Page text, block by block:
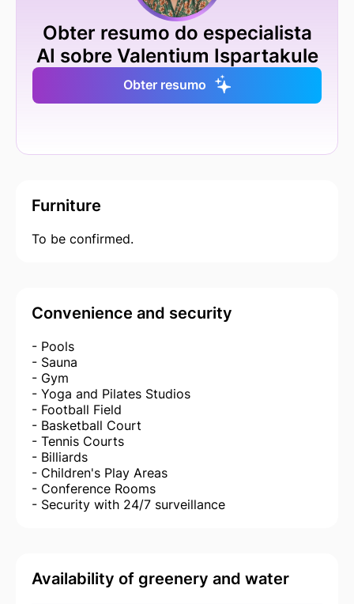
Obter resumo do especialista
AI sobre Valentium Ispartakule
Obter resumo
Furniture
To be confirmed.
Convenience and security
- Pools
- Sauna
- Gym
- Yoga and Pilates Studios
- Football Field
- Basketball Court
- Tennis Courts
- Billiards
- Children's Play Areas
- Conference Rooms
- Security with 24/7 surveillance
Availability of greenery and water